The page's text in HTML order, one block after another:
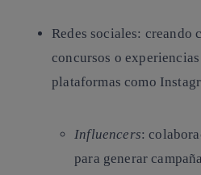
Redes sociales:
concursos o
plataformas como
Influencers:
para generar